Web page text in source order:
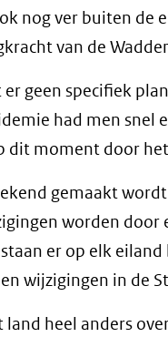
nog ver buiten de
van de
geen specifiek
had men snel
moment door
gemaakt
worden
er op elk
wijzigingen in de
heel anders